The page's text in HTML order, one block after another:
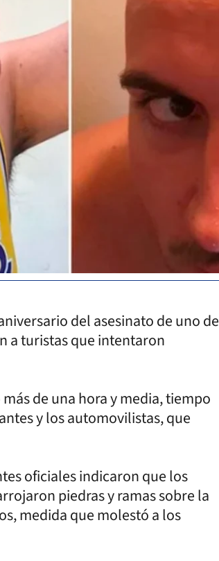
del asesinato de uno de
a turistas que intentaron
de una hora y media, tiempo
y los automovilistas, que
oficiales indicaron que los
piedras y ramas sobre la
medida que molestó a los